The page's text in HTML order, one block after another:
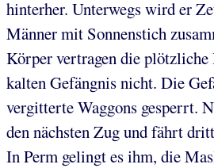
hinterher. Unterwegs wird er
Männer mit Sonnenstich
Körper vertragen die plötzliche
kalten Gefängnis nicht. Die
vergitterte Waggons gesperrt.
den nächsten Zug und fährt
In Perm gelingt es ihm, die